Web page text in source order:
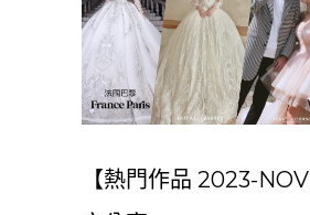
【熱門作品 2023-